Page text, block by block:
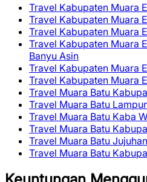
Travel Kabupaten Muara
Travel Kabupaten Muara
Travel Kabupaten Muara
Travel Kabupaten Muara
Banyu Asin
Travel Kabupaten Muara
Travel Kabupaten Muara
Travel Muara Batu
Travel Muara Batu
Travel Muara Batu Kaba
Travel Muara Batu
Travel Muara Batu
Travel Muara Batu